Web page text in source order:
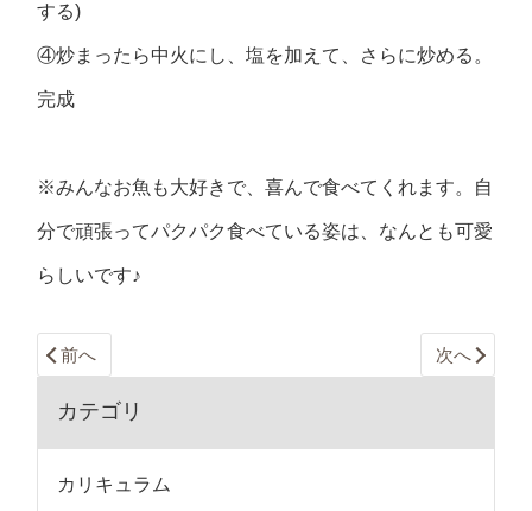
する)
④炒まったら中火にし、塩を加えて、さらに炒める。
完成
※みんなお魚も大好きで、喜んで食べてくれます。自
分で頑張ってパクパク食べている姿は、なんとも可愛
らしいです♪
前へ 次へ
カテゴリ
カリキュラム